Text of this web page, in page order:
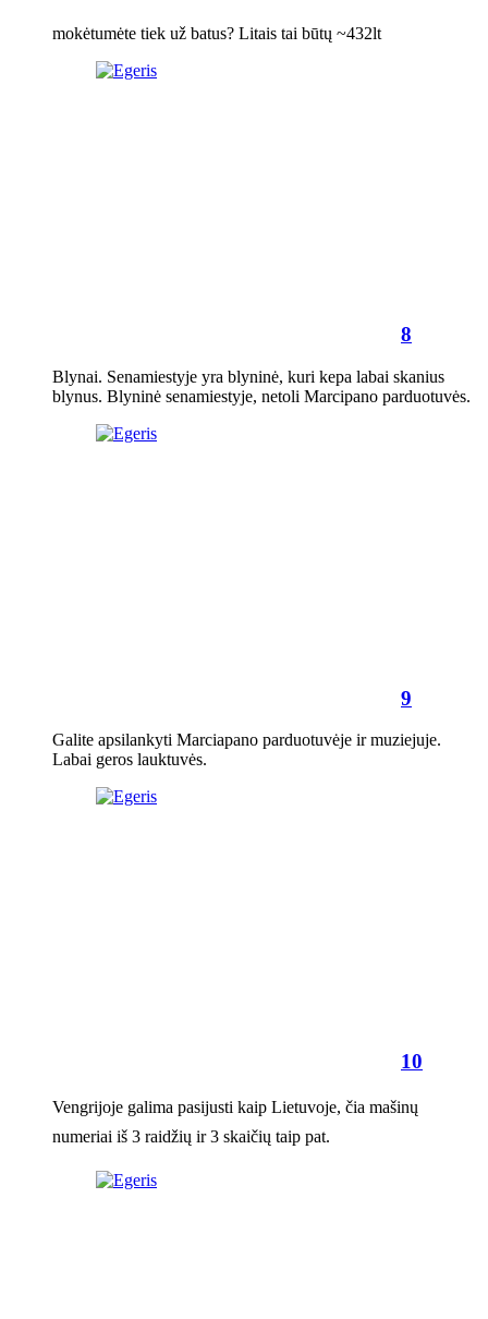
mokėtumėte tiek už batus? Litais tai būtų ~432lt
8
Blynai. Senamiestyje yra blyninė, kuri kepa labai skanius
blynus. Blyninė senamiestyje, netoli Marcipano parduotuvės.
9
Galite apsilankyti Marciapano parduotuvėje ir muziejuje.
Labai geros lauktuvės.
10
Vengrijoje galima pasijusti kaip Lietuvoje, čia mašinų
numeriai iš 3 raidžių ir 3 skaičių taip pat.